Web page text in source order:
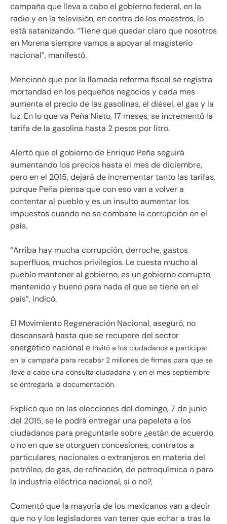
campaña que lleva a cabo el gobierno federal, en la
radio y en la televisión, en contra de los maestros, lo
está satanizando. “Tiene que quedar claro que nosotros
en Morena siempre vamos a apoyar al magisterio
nacional”, manifestó.
Mencionó que por la llamada reforma fiscal se registra
mortandad en los pequeños negocios y cada mes
aumenta el precio de las gasolinas, el diésel, el gas y la
luz. En lo que va Peña Nieto, 17 meses, se incrementó la
tarifa de la gasolina hasta 2 pesos por litro.
Alertó que el gobierno de Enrique Peña seguirá
aumentando los precios hasta el mes de diciembre,
pero en el 2015, dejará de incrementar tanto las tarifas,
porque Peña piensa que con eso van a volver a
contentar al pueblo y es un insulto aumentar los
impuestos cuando no se combate la corrupción en el
país.
“Arriba hay mucha corrupción, derroche, gastos
superfluos, muchos privilegios. Le cuesta mucho al
pueblo mantener al gobierno, es un gobierno corrupto,
mantenido y bueno para nada el que se tiene en el
país”, indicó.
El Movimiento Regeneración Nacional, aseguró, no
descansará hasta que se recupere del sector
energético nacional e invitó a los ciudadanos a participar
en la campaña para recabar 2 millones de firmas para que se
lleve a cabo una consulta ciudadana y en el mes septiembre
se entregaría la documentación.
Explicó que en las elecciones del domingo, 7 de junio
del 2015, se le podrá entregar una papeleta a los
ciudadanos para preguntarle sobre ¿están de acuerdo
o no en que se otorguen concesiones, contratos a
particulares, nacionales o extranjeros en materia del
petróleo, de gas, de refinación, de petroquímica o para
la industria eléctrica nacional, si o no?,
Comentó que la mayoría de los mexicanos van a decir
que no y los legisladores van tener que echar a tras la